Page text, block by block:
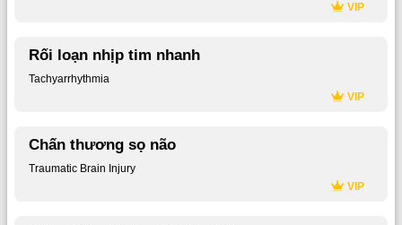
VIP
Rối loạn nhịp tim nhanh
Tachyarrhythmia
VIP
Chấn thương sọ não
Traumatic Brain Injury
VIP